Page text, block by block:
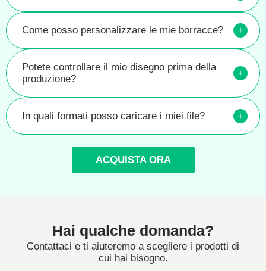
Come posso personalizzare le mie borracce? +
Potete controllare il mio disegno prima della
produzione?
+
In quali formati posso caricare i miei file? +
ACQUISTA ORA
Hai qualche domanda?
Contattaci e ti aiuteremo a scegliere i prodotti di
cui hai bisogno.